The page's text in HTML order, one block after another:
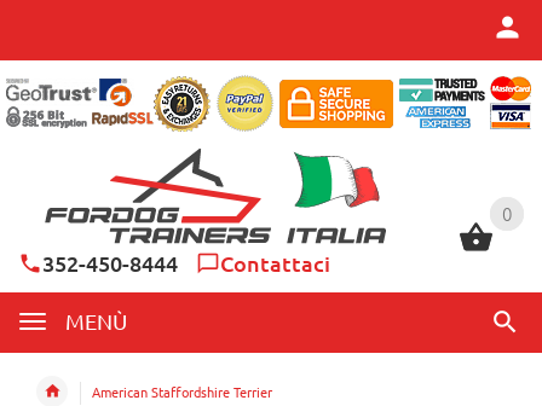
0
352-450-8444 Contattaci
MENÙ
0
American Staffordshire Terrier